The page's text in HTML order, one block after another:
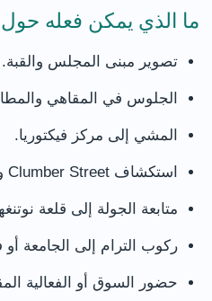
ما الذي يمكن فعله
تصوير مبنى المجلس والقبة.
الجلوس في المقاهي
المشي إلى مركز فيكتوريا.
استكشاف Clumber Street وBridlesmith Gate.
متابعة الجولة إلى قلعة
ركوب الترام إلى الجامعة
حضور السوق أو الفعالية